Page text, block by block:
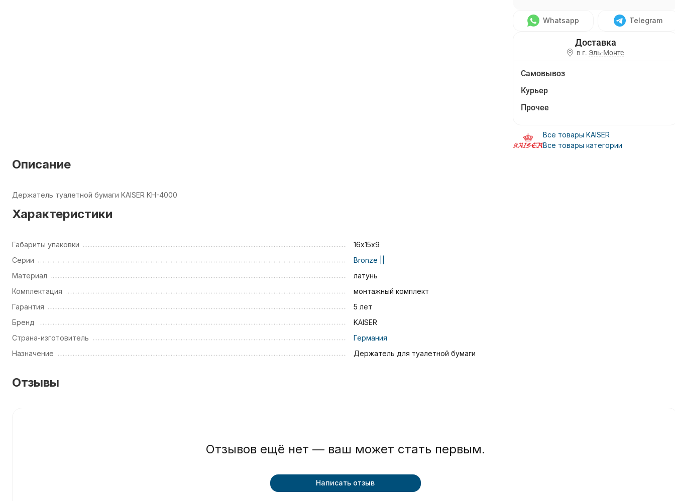
Whatsapp Telegram
в г. Эль-Монте
Самовывоз
Курьер
Прочее
Все товары KAISER
Все товары категории
Описание
Держатель туалетной бумаги KAISER KH-4000
Характеристики
Габариты упаковки
16х15х9
Серии
Bronze ||
Материал
латунь
Комплектация
монтажный комплект
Гарантия
5 лет
Бренд
KAISER
Страна-изготовитель
Германия
Назначение
Держатель для туалетной бумаги
Отзывы
Отзывов ещё нет — ваш может стать первым.
Написать отзыв